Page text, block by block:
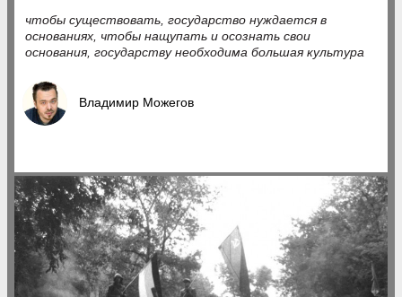
чтобы существовать, государство нуждается в
основаниях, чтобы нащупать и осознать свои
основания, государству необходима большая культура
Владимир Можегов